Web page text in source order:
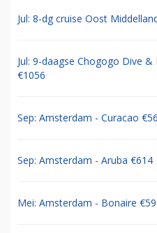
Jul: 8-dg cruise Oost
Jul: 9-daagse Chogogo Dive &
€1056
Sep: Amsterdam - Curacao
Sep: Amsterdam - Aruba €614
Mei: Amsterdam - Bonaire